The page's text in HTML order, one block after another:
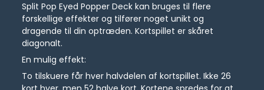
Split Pop Eyed Popper Deck kan bruges til flere
forskellige effekter og tilfører noget unikt og
dragende til din optræden. Kortspillet er skåret
diagonalt.
En mulig effekt:
To tilskuere får hver halvdelen af kortspillet. Ikke 26